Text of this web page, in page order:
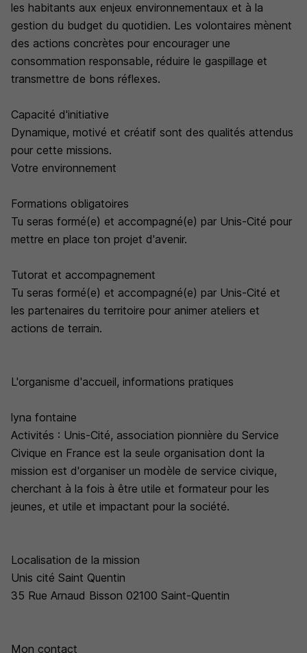
les habitants aux enjeux environnementaux et à la
gestion du budget du quotidien. Les volontaires mènent
des actions concrètes pour encourager une
consommation responsable, réduire le gaspillage et
transmettre de bons réflexes.
Capacité d'initiative
Dynamique, motivé et créatif sont des qualités attendus
pour cette missions.
Votre environnement
Formations obligatoires
Tu seras formé(e) et accompagné(e) par Unis-Cité pour
mettre en place ton projet d'avenir.
Tutorat et accompagnement
Tu seras formé(e) et accompagné(e) par Unis-Cité et
les partenaires du territoire pour animer ateliers et
actions de terrain.
L'organisme d'accueil, informations pratiques
lyna fontaine
Activités : Unis-Cité, association pionnière du Service
Civique en France est la seule organisation dont la
mission est d'organiser un modèle de service civique,
cherchant à la fois à être utile et formateur pour les
jeunes, et utile et impactant pour la société.
Localisation de la mission
Unis cité Saint Quentin
35 Rue Arnaud Bisson 02100 Saint-Quentin
Mon contact